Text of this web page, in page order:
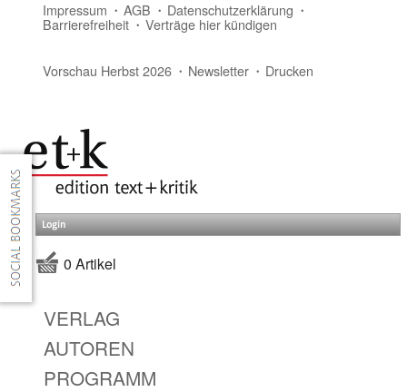
Impressum AGB Datenschutzerklärung
Barrierefreiheit Verträge hier kündigen
Vorschau Herbst 2026 Newsletter Drucken
Login
0 Artikel
VERLAG
AUTOREN
PROGRAMM